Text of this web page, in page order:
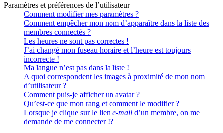
Paramètres et préférences de l’utilisateur
Comment modifier mes paramètres ?
Comment empêcher mon nom d’apparaître dans la liste des
membres connectés ?
Les heures ne sont pas correctes !
J’ai changé mon fuseau horaire et l’heure est toujours
incorrecte !
Ma langue n’est pas dans la liste !
A quoi correspondent les images à proximité de mon nom
d’utilisateur ?
Comment puis-je afficher un avatar ?
Qu’est-ce que mon rang et comment le modifier ?
Lorsque je clique sur le lien e-mail d’un membre, on me
demande de me connecter !?